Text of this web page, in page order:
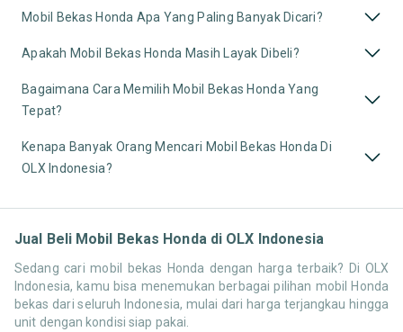
Mobil Bekas Honda Apa Yang Paling Banyak Dicari?
Apakah Mobil Bekas Honda Masih Layak Dibeli?
Bagaimana Cara Memilih Mobil Bekas Honda Yang
Tepat?
Kenapa Banyak Orang Mencari Mobil Bekas Honda Di
OLX Indonesia?
Jual Beli Mobil Bekas Honda di OLX Indonesia
Sedang cari mobil bekas Honda dengan harga terbaik? Di OLX
Indonesia, kamu bisa menemukan berbagai pilihan mobil Honda
bekas dari seluruh Indonesia, mulai dari harga terjangkau hingga
unit dengan kondisi siap pakai.